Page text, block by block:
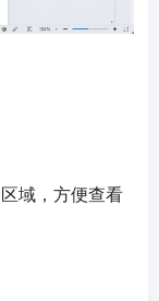
域，方便查看